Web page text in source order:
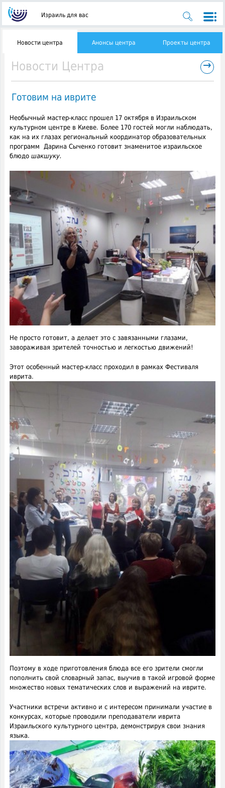
Израиль для вас
Новости центра Анонсы центра Проекты центра
Новости Центра →
Готовим на иврите
Необычный мастер-класс прошел 17 октября в Израильском
культурном центре в Киеве. Более 170 гостей могли наблюдать,
как на их глазах региональный координатор образовательных
программ Дарина Сыченко готовит знаменитое израильское
блюдо шакшуку.
Не просто готовит, а делает это с завязанными глазами,
завораживая зрителей точностью и легкостью движений!
Этот особенный мастер-класс проходил в рамках Фестиваля
иврита.
Поэтому в ходе приготовления блюда все его зрители смогли
пополнить свой словарный запас, выучив в такой игровой форме
множество новых тематических слов и выражений на иврите.
Участники встречи активно и с интересом принимали участие в
конкурсах, которые проводили преподаватели иврита
Израильского культурного центра, демонстрируя свои знания
языка.